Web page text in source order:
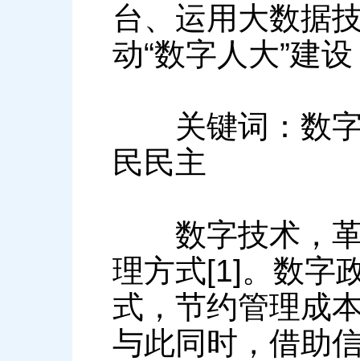
台、运用大数据
动“数字人大”建
关键词：数字
民民主
数字技术，革
理方式[1]。数字
式，节约管理成
与此同时，借助